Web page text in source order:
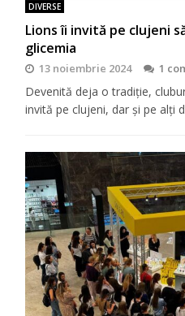
DIVERSE
Lions îi invită pe clujeni
glicemia
13 noiembrie 2024 1
Devenită deja o tradiţie,
invită pe clujeni, dar şi pe alţi